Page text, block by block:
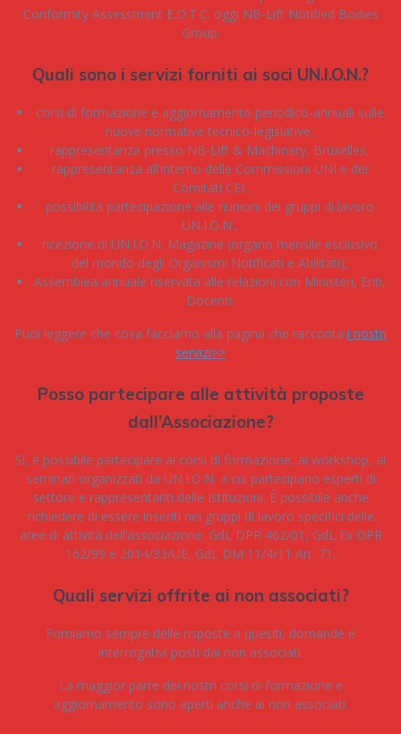
Conformity Assessment E.O.T.C. oggi NB-Lift Notified Bodies
Group.
Quali sono i servizi forniti ai soci UN.I.O.N.?
corsi di formazione e aggiornamento periodico-annuali sulle
nuove normative tecnico-legislative,
rappresentanza presso NB-Lift & Machinery, Bruxelles,
rappresentanza all’interno delle Commissioni UNI e dei
Comitati CEI,
possibilità partecipazione alle riunioni dei gruppi di lavoro
UN.I.O.N.,
ricezione di UN.I.O.N. Magazine (organo mensile esclusivo
del mondo degli Organismi Notificati e Abilitati),
Assemblea annuale riservata alle relazioni con Ministeri, Enti,
Docenti.
Puoi leggere che cosa facciamo alla pagina che racconta i nostri
servizi>>
Posso partecipare alle attività proposte
dall’Associazione?
Sì, è possibile partecipare ai corsi di formazione, ai workshop, ai
seminari organizzati da UN.I.O.N. a cui partecipano esperti di
settore e rappresentanti delle Istituzioni. È possibile anche
richiedere di essere inseriti nei gruppi di lavoro specifici delle
aree di attività dell’associazione: GdL DPR 462/01, GdL Ex DPR
162/99 e 2014/33/UE, GdL DM 11/4/11 Art. 71.
Quali servizi offrite ai non associati?
Forniamo sempre delle risposte a quesiti, domande e
interrogativi posti dai non associati.
La maggior parte dei nostri corsi di formazione e
aggiornamento sono aperti anche ai non associati.